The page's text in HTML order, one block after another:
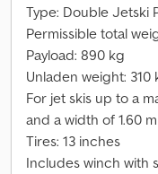
Type: Double Jetski
Permissible total
Payload: 890 kg
Unladen weight: 310
For jet skis up to a
and a width of 1.60 m
Tires: 13 inches
Includes winch with